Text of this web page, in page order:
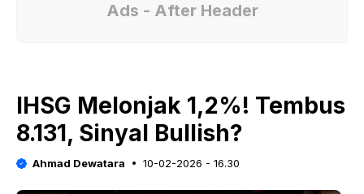
Ads - After Header
IHSG Melonjak 1,2%! Tembus
8.131, Sinyal Bullish?
Ahmad Dewatara 10-02-2026 - 16.30